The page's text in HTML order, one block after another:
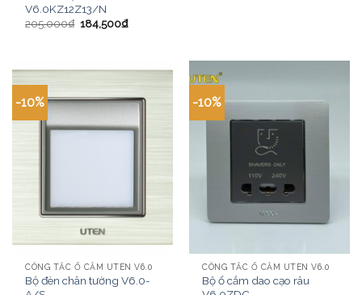
V6.0KZ12Z13/N
205,000₫ 184,500₫
-10%
CÔNG TẮC Ổ CẮM UTEN V6.0
Bộ đèn chân tường V6.0-
-10%
CÔNG TẮC Ổ CẮM UTEN V6.0
Bộ ổ cắm dao cạo râu